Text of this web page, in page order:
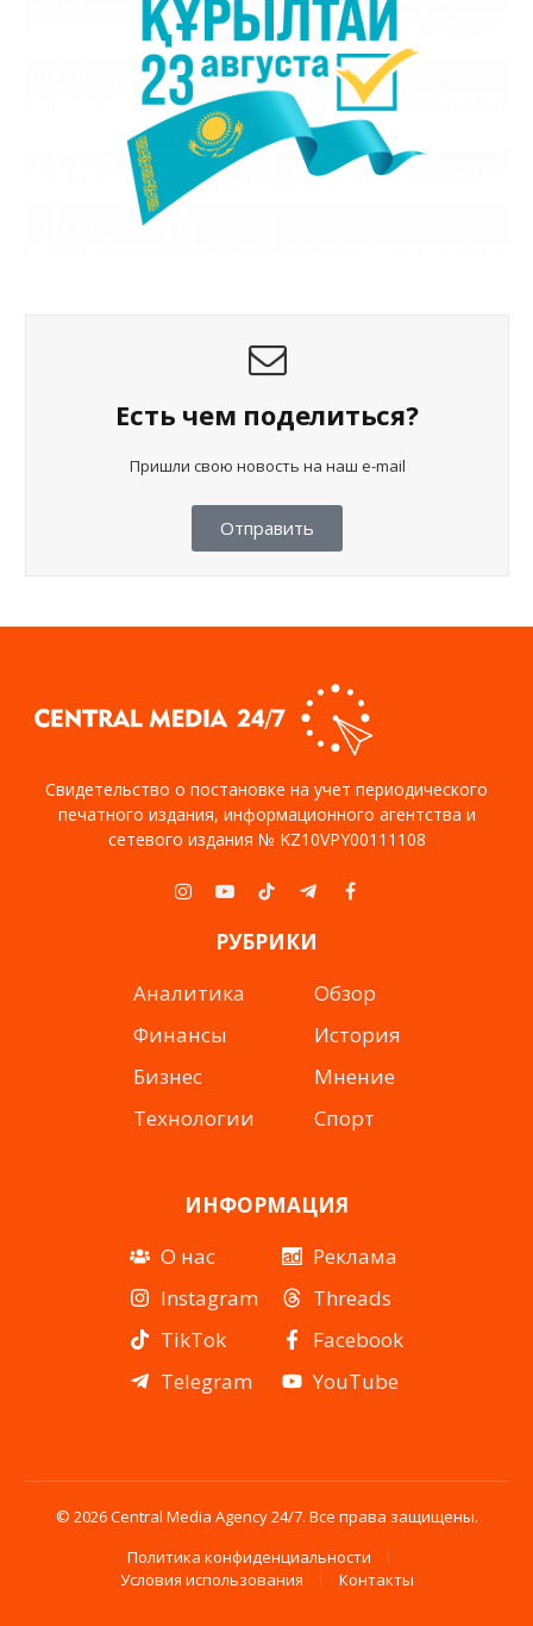
Есть чем поделиться?
Пришли свою новость на наш e-mail
Отправить
Свидетельство о постановке на учет периодического
печатного издания, информационного агентства и
сетевого издания № KZ10VPY00111108
Instagram
YouTubeTikTokTelegramFacebook
РУБРИКИ
Аналитика
Финансы
Бизнес
Технологии
Обзор
История
Мнение
Спорт
ИНФОРМАЦИЯ
О нас
Instagram
TikTok
Telegram
Реклама
Threads
Facebook
YouTube
© 2026 Central Media Agency 24/7. Все права защищены.
Политика конфиденциальности
Условия использования
Контакты